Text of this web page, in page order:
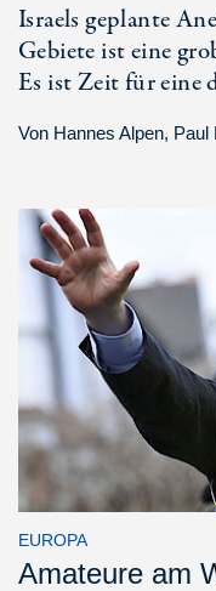
Israels geplante
Gebiete ist eine
Es ist Zeit für eine
Von Hannes Alpen, Paul
EUROPA
Amateure am